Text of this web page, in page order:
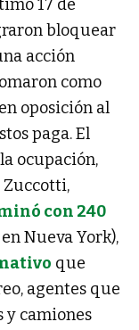
17 de
bloquear
acción
como
oposición al
paga. El
ocupación,
Zuccotti,
con 240
Nueva York),
que
agentes que
y camiones